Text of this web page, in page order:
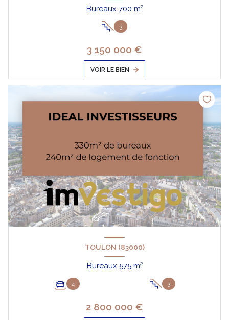
Bureaux 700 m²
3
3 150 000 €
VOIR LE BIEN
TOULON (83000)
Bureaux 575 m²
4 3
2 800 000 €